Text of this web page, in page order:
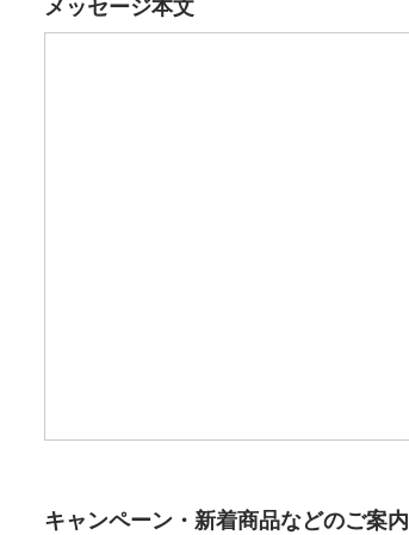
メッセージ本文
キャンペーン・新着商品などのご案内